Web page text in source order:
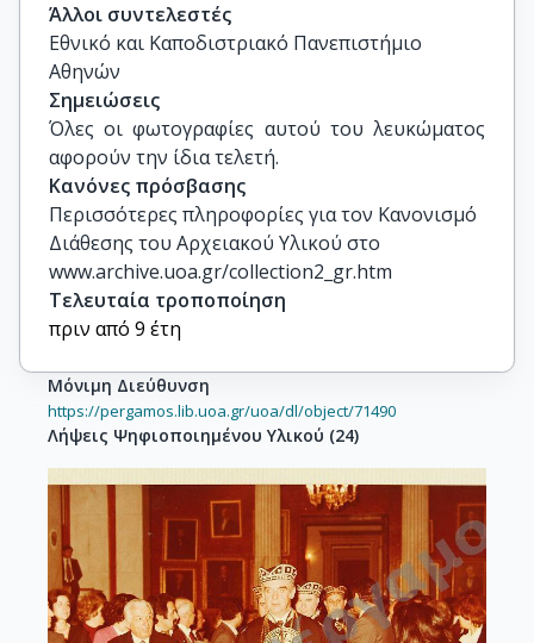
Άλλοι συντελεστές
Εθνικό και Καποδιστριακό Πανεπιστήμιο
Αθηνών
Σημειώσεις
Όλες οι φωτογραφίες αυτού του λευκώματος
αφορούν την ίδια τελετή.
Κανόνες πρόσβασης
Περισσότερες πληροφορίες για τον Κανονισμό
Διάθεσης του Αρχειακού Υλικού στο
www.archive.uoa.gr/collection2_gr.htm
Τελευταία τροποποίηση
πριν από 9 έτη
Μόνιμη Διεύθυνση
https://pergamos.lib.uoa.gr/uoa/dl/object/71490
Λήψεις Ψηφιοποιημένου Υλικού (24)